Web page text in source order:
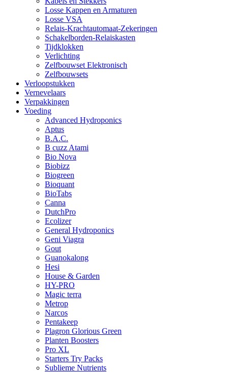
Losse Kappen en Armaturen
Losse VSA
Relais-Krachtautomaat-Zekeringen
Schakelborden-Relaiskasten
Tijdklokken
Verlichting
Zelfbouwset Elektronisch
Zelfbouwsets
Verloopstukken
Vernevelaars
Verpakkingen
Voeding
Advanced Hydroponics
Aptus
B.A.C.
B cuzz Atami
Bio Nova
Biobizz
Biogreen
Bioquant
BioTabs
Canna
DutchPro
Ecolizer
General Hydroponics
Geni Viagra
Gout
Guanokalong
Hesi
House & Garden
HY-PRO
Magic terra
Metrop
Narcos
Pentakeep
Plagron Glorious Green
Planten Boosters
Pro XL
Starters Try Packs
Sublieme Nutrients